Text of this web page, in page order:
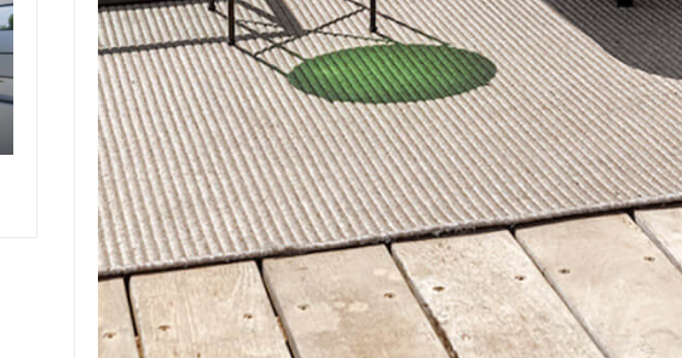
יום האישה הבינלאומי 2021
קרן דנון
אדריכלות ועיצוב
יש דבר כזה חצי הריון?